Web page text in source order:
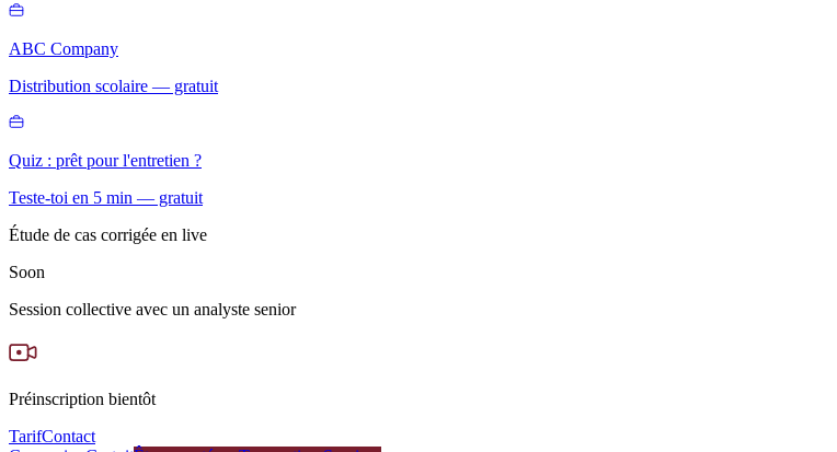
ABC Company
Distribution scolaire — gratuit
Quiz : prêt pour l'entretien ?
Teste-toi en 5 min — gratuit
Étude de cas corrigée en live
Soon
Session collective avec un analyste senior
Préinscription bientôt
TarifContact